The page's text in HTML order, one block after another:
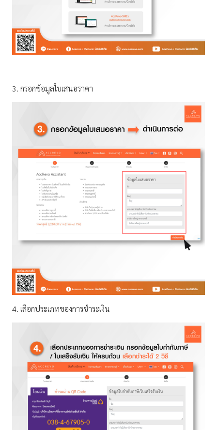
3. กรอกข้อมูลใบเสนอราคา
4. เลือกประเภทของการชำระเงิน